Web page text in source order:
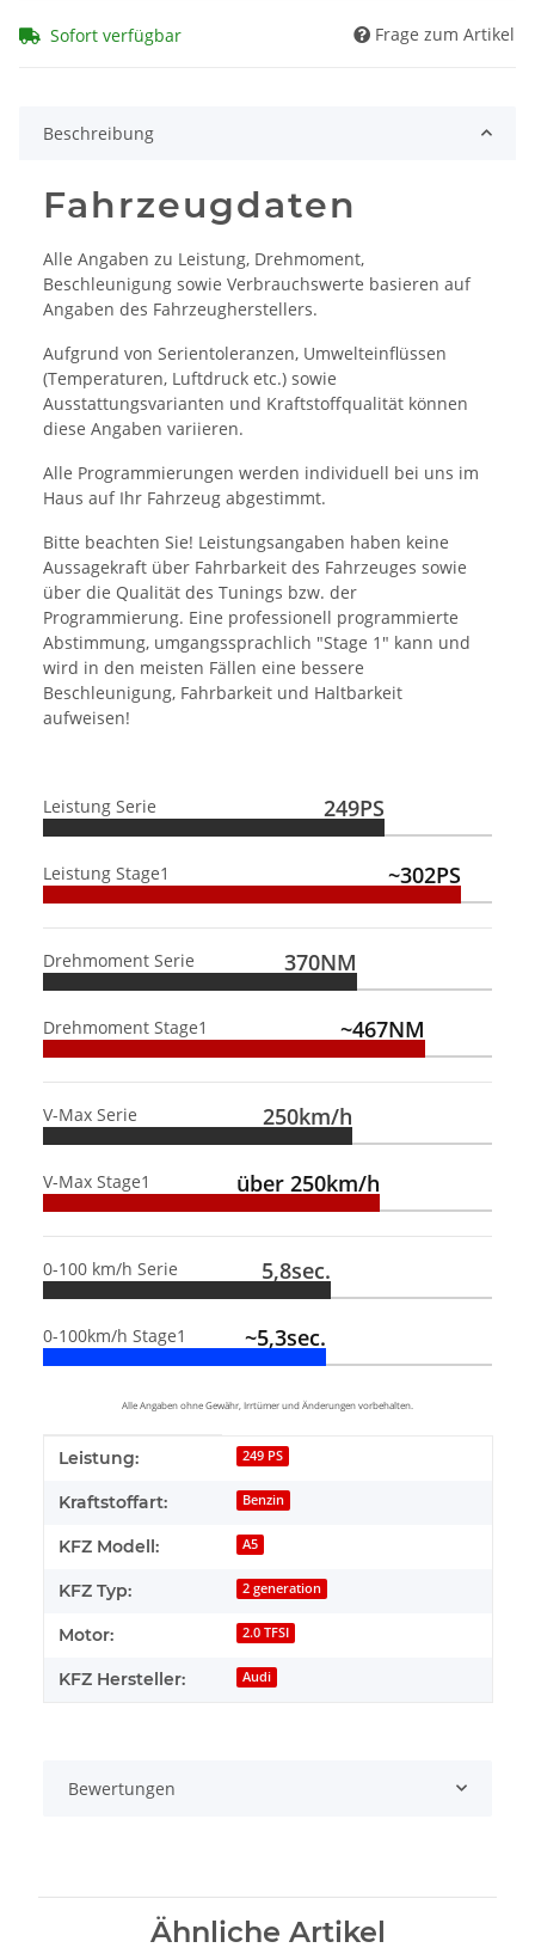
Sofort verfügbar Frage zum Artikel
Beschreibung
Fahrzeugdaten
Alle Angaben zu Leistung, Drehmoment,
Beschleunigung sowie Verbrauchswerte basieren auf
Angaben des Fahrzeugherstellers.
Aufgrund von Serientoleranzen, Umwelteinflüssen
(Temperaturen, Luftdruck etc.) sowie
Ausstattungsvarianten und Kraftstoffqualität können
diese Angaben variieren.
Alle Programmierungen werden individuell bei uns im
Haus auf Ihr Fahrzeug abgestimmt.
Bitte beachten Sie! Leistungsangaben haben keine
Aussagekraft über Fahrbarkeit des Fahrzeuges sowie
über die Qualität des Tunings bzw. der
Programmierung. Eine professionell programmierte
Abstimmung, umgangssprachlich "Stage 1" kann und
wird in den meisten Fällen eine bessere
Beschleunigung, Fahrbarkeit und Haltbarkeit
aufweisen!
Leistung Serie 249PS
Leistung Stage1 ~302PS
Drehmoment Serie 370NM
Drehmoment Stage1 ~467NM
V-Max Serie 250km/h
V-Max Stage1 über 250km/h
0-100 km/h Serie 5,8sec.
0-100km/h Stage1 ~5,3sec.
Alle Angaben ohne Gewähr, Irrtümer und Änderungen vorbehalten.
Produkteigenschaft
Wert
Leistung: 249 PS
Kraftstoffart: Benzin
KFZ Modell: A5
KFZ Typ: 2 generation
Motor: 2.0 TFSI
KFZ Hersteller: Audi
Bewertungen
Ähnliche Artikel